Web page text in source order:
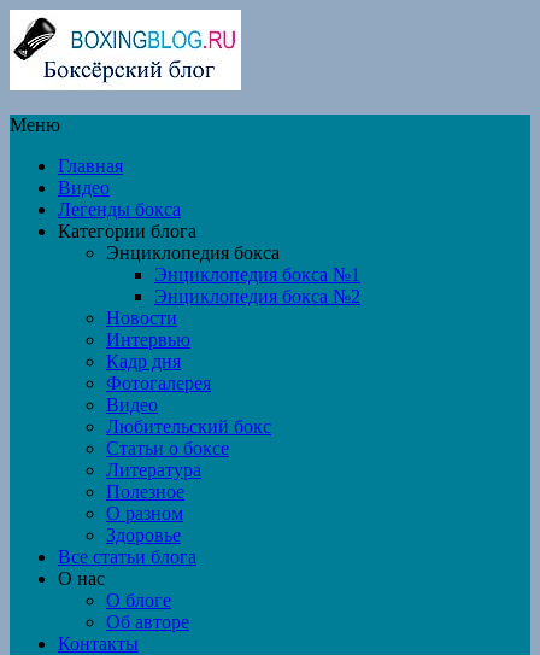
Меню
Главная
Видео
Легенды бокса
Категории блога
Энциклопедия бокса
Энциклопедия бокса №1
Энциклопедия бокса №2
Новости
Интервью
Кадр дня
Фотогалерея
Видео
Любительский бокс
Статьи о боксе
Литература
Полезное
О разном
Здоровье
Все статьи блога
О нас
О блоге
Об авторе
Контакты